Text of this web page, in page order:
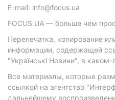
E-mail: info@focus.ua
FOCUS.UA — больше чем
Перепечатка, копирование
информации, содержащей
"Українські Новини", в
Все материалы, которые
ссылкой на агентство
дальнейшему